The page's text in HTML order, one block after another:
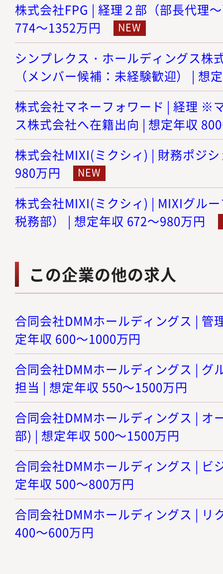
株式会社FPG | 経理２部（部長代理
774～1352万円
シンプレクス・ホールディングス株
（メンバー候補：未経験歓迎） | 想
株式会社マネーフォワード | 経理 ※
ス株式会社へ在籍出向 | 想定年収
株式会社MIXI(ミクシィ) | 財務ポジ
980万円
株式会社MIXI(ミクシィ) | MIXIグル
税務部） | 想定年収 672～980万円
この企業の他の求人
合同会社DMMホールディングス | 管
定年収 600～1000万円
合同会社DMMホールディングス |
担当 | 想定年収 550～1500万円
合同会社DMMホールディングス | オ
部) | 想定年収 500～1500万円
合同会社DMMホールディングス | ビ
定年収 500～800万円
合同会社DMMホールディングス | リ
400～600万円